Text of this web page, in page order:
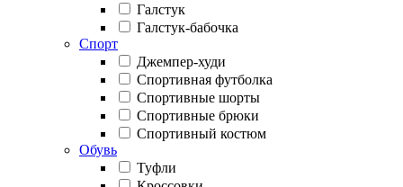
Галстук
Галстук-бабочка
Спорт
Джемпер-худи
Спортивная футболка
Спортивные шорты
Спортивные брюки
Спортивный костюм
Обувь
Туфли